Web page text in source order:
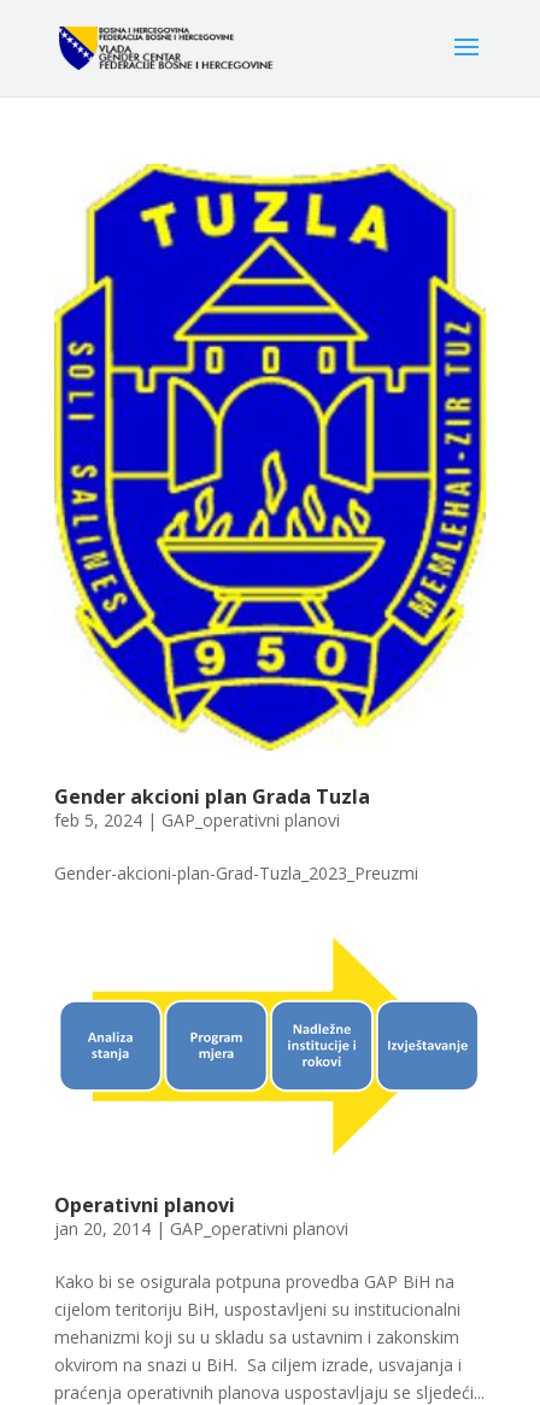
Gender akcioni plan Grada Tuzla
feb 5, 2024| GAP_operativni planovi
Gender-akcioni-plan-Grad-Tuzla_2023_Preuzmi
Operativni planovi
jan 20, 2014| GAP_operativni planovi
Kako bi se osigurala potpuna provedba GAP BiH na
cijelom teritoriju BiH, uspostavljeni su institucionalni
mehanizmi koji su u skladu sa ustavnim i zakonskim
okvirom na snazi u BiH. Sa ciljem izrade, usvajanja i
praćenja operativnih planova uspostavljaju se sljedeći...